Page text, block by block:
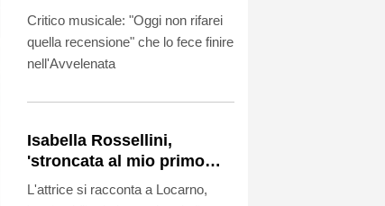
volevamo bene'
Critico musicale: "Oggi non rifarei
quella recensione" che lo fece finire
nell'Avvelenata
Isabella Rossellini,
'stroncata al mio primo
ruolo, mi diedi alla moda'
L'attrice si racconta a Locarno,